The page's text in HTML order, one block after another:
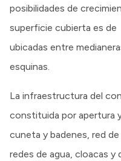
posibilidades de
superficie cubierta es de
ubicadas entre
esquinas.
La infraestructura del
constituida por apertura
cuneta y badenes, red
redes de agua, cloacas